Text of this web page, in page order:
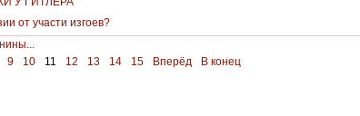
от участи изгоев?
9 10 11 12 13 14 15 Вперёд В конец